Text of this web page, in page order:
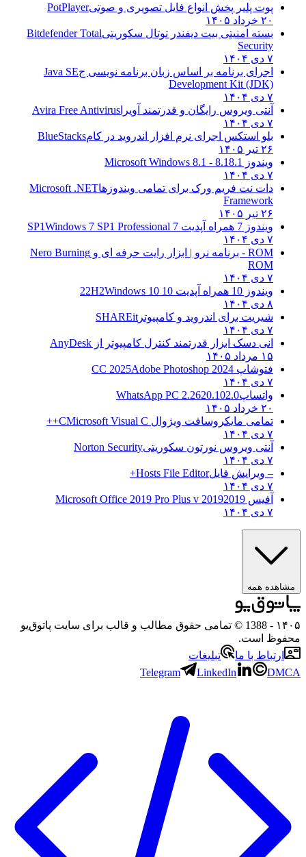
پوت پلیر پخش انواع فایل تصویری و صوتیPotPlayer
۲۰ خرداد ۱۴۰۵
بسته امنیتی بیت دیفندر توتال سکوریتیBitdefender Total
Security
۷ دی ۱۴۰۴
اجرای برنامه بر اساس زبان برنامه نویسی جJava SE
Development Kit (JDK)
۷ دی ۱۴۰۴
آنتی ویروس رایگان و قدرتمند آویرا Avira Free Antivirus
۷ دی ۱۴۰۴
بلو استکس اجرای نرم افزار اندروید در کامBlueStacks
۲۶ تیر ۱۴۰۵
ویندوز 8.1
8.1 - Microsoft Windows 8.1
۷ دی ۱۴۰۴
دات نت فریم ورک برای تمامی ویندوزهاMicrosoft .NET
Framework
۲۶ تیر ۱۴۰۵
ویندوز 7 همراه آپدیت 7 SP1
Windows 7 SP1 Professional
۷ دی ۱۴۰۴
ROM - برنامه نرو | ابزار رایت حرفه ای و
Nero Burning
ROM
۷ دی ۱۴۰۴
ویندوز 10 همراه آپدیت 10 22H2
Windows 10
۸ دی ۱۴۰۴
شیریت برای اندروید و کامپیوتر SHAREit
۷ دی ۱۴۰۴
انی دسک ابزار قدرتمند کنترل کامپیوتر از AnyDesk
۱۵ مرداد ۱۴۰۵
فتوشاپ CC 2025 Adobe Photoshop 2024
۷ دی ۱۴۰۴
واتساپWhatsApp PC 2.2620.102.0
۲۰ خرداد ۱۴۰۵
تمامی مایکروسافت ویژوال C Microsoft Visual C++
۷ دی ۱۴۰۴
آنتی ویروس نورتون سکوریتیNorton Security
۷ دی ۱۴۰۴
– ویرایش فایلHosts File Editor+
۷ دی ۱۴۰۴
آفیس 2019 2019 Microsoft Office 2019 Pro Plus v
۷ دی ۱۴۰۴
مشاهده همه
۱۴۰۵
- 1388 © تمامی حقوق مطالب و قالب برای سایت پاتوق‌یو
محفوظ است.
ارتباط با ما
تبلیغات
Telegram
LinkedIn DMCA